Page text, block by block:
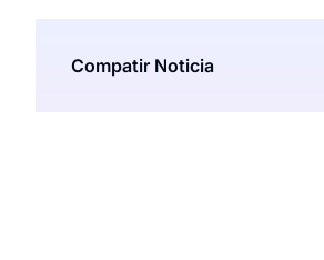
Compatir Noticia